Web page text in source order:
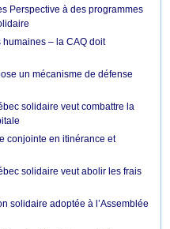
Perspective à des programmes
– la CAQ doit
un mécanisme de défense
solidaire veut combattre la
conjointe en itinérance et
solidaire veut abolir les frais
solidaire adoptée à l’Assemblée